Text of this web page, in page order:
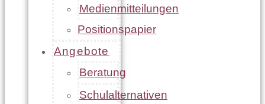
Medienmitteilungen
Positionspapier
Angebote
Beratung
Schulalternativen